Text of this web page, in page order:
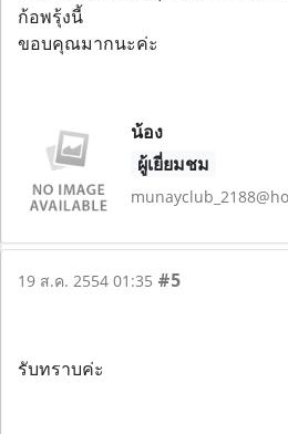
ก้อพรุ้งนี้
ขอบคุณมากนะค่ะ
น้อง
ผู้เยี่ยมชม
19 ส.ค. 2554 01:35 #5
รับทราบค่ะ